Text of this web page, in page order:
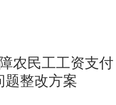
农民工工资支付
题整改方案